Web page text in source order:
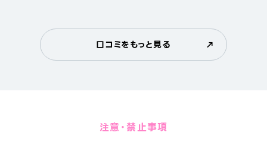
口コミをもっと見る
注意・禁止事項